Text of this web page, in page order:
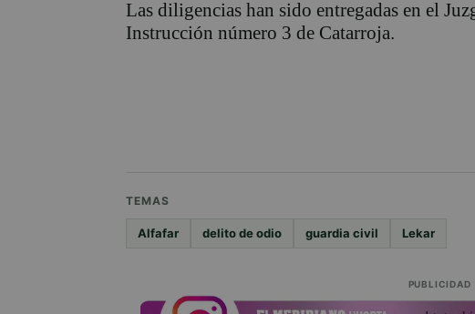
Las diligencias han sido entregadas en el
Instrucción número 3 de Catarroja.
TEMAS
Alfafar delito de odio guardia civil Lekar
PUBLICIDAD